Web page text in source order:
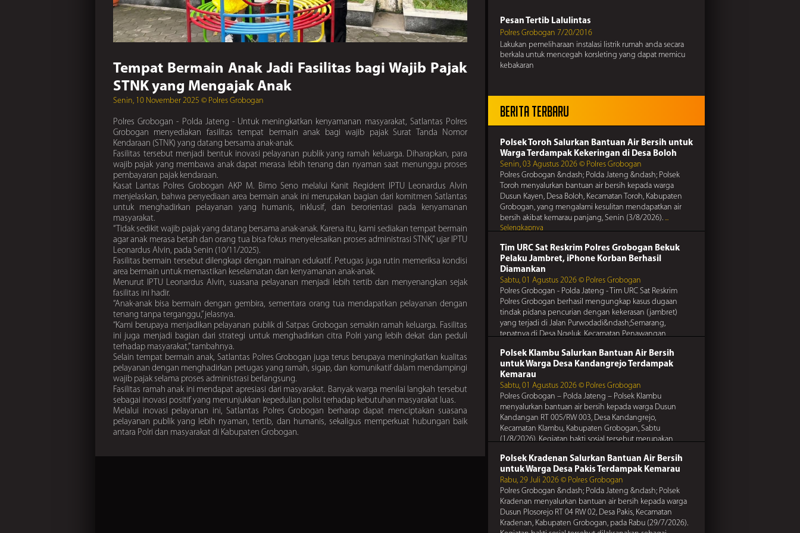
Tempat Bermain Anak Jadi Fasilitas bagi Wajib Pajak
STNK yang Mengajak Anak
Senin, 10 November 2025 © Polres Grobogan
Polres Grobogan - Polda Jateng - Untuk meningkatkan kenyamanan masyarakat, Satlantas Polres
Grobogan menyediakan fasilitas tempat bermain anak bagi wajib pajak Surat Tanda Nomor
Kendaraan (STNK) yang datang bersama anak-anak.
Fasilitas tersebut menjadi bentuk inovasi pelayanan publik yang ramah keluarga. Diharapkan, para
wajib pajak yang membawa anak dapat merasa lebih tenang dan nyaman saat menunggu proses
pembayaran pajak kendaraan.
Kasat Lantas Polres Grobogan AKP M. Bimo Seno melalui Kanit Regident IPTU Leonardus Alvin
menjelaskan, bahwa penyediaan area bermain anak ini merupakan bagian dari komitmen Satlantas
untuk menghadirkan pelayanan yang humanis, inklusif, dan berorientasi pada kenyamanan
masyarakat.
“Tidak sedikit wajib pajak yang datang bersama anak-anak. Karena itu, kami sediakan tempat bermain
agar anak merasa betah dan orang tua bisa fokus menyelesaikan proses administrasi STNK,” ujar IPTU
Leonardus Alvin, pada Senin (10/11/2025).
Fasilitas bermain tersebut dilengkapi dengan mainan edukatif. Petugas juga rutin memeriksa kondisi
area bermain untuk memastikan keselamatan dan kenyamanan anak-anak.
Menurut IPTU Leonardus Alvin, suasana pelayanan menjadi lebih tertib dan menyenangkan sejak
fasilitas ini hadir.
“Anak-anak bisa bermain dengan gembira, sementara orang tua mendapatkan pelayanan dengan
tenang tanpa terganggu,” jelasnya.
“Kami berupaya menjadikan pelayanan publik di Satpas Grobogan semakin ramah keluarga. Fasilitas
ini juga menjadi bagian dari strategi untuk menghadirkan citra Polri yang lebih dekat dan peduli
terhadap masyarakat,” tambahnya.
Selain tempat bermain anak, Satlantas Polres Grobogan juga terus berupaya meningkatkan kualitas
pelayanan dengan menghadirkan petugas yang ramah, sigap, dan komunikatif dalam mendampingi
wajib pajak selama proses administrasi berlangsung.
Fasilitas ramah anak ini mendapat apresiasi dari masyarakat. Banyak warga menilai langkah tersebut
sebagai inovasi positif yang menunjukkan kepedulian polisi terhadap kebutuhan masyarakat luas.
Melalui inovasi pelayanan ini, Satlantas Polres Grobogan berharap dapat menciptakan suasana
pelayanan publik yang lebih nyaman, tertib, dan humanis, sekaligus memperkuat hubungan baik
antara Polri dan masyarakat di Kabupaten Grobogan.
Pesan Kamtibmas
merugikan
Pesan Kamtibmas
Polres Grobogan 7/20/2016
Jaga semangat persaudaraan, hindari friksi dan
perkelahian demi terciptanya kedamaian
Pesan Kamtibmas
Waspadai pencurian di perumahan, lakukan tindakan
antisipasi dengan memasang sistem pengaman di rumah
anda, dan titipkan keamanan rumah anda kepada
tetangga terdekat saat anda meninggalkan rumah
Pesan Kamtibmas
Gunakan Kunci Pengaman Ganda Demi Keamanan Motor
Anda
Pesan Kamtibmas
Polres Grobogan 7/20/2016
Periksa selalu tabung gas, terutama pada selang katup dan
pengaturnya untuk mencegah kebakaran
Pesan Tertib Lalulintas
Polres Grobogan 7/20/2016
Lakukan pemeliharaan instalasi listrik rumah anda secara
berkala untuk mencegah korsleting yang dapat memicu
kebakaran
Pesan Tertib Lalulintas
Polres Grobogan 7/20/2016
Periksa selalu tabung gas, terutama pada selang katup dan
pengaturnya untuk mencegah kebakaran
Pesan Tertib Lalulintas
Polres Grobogan 7/20/2016
Jauhilah miras dan narkoba, karena dampaknya sangat
merugikan
Pesan Tertib Lalulintas
Polres Grobogan 7/20/2016
Jaga semangat persaudaraan, hindari friksi dan
perkelahian demi terciptanya kedamaian
Pesan Tertib Lalulintas
Polres Grobogan 7/20/2016
Waspadai pencurian di perumahan, lakukan tindakan
antisipasi dengan memasang sistem pengaman di rumah
anda, dan titipkan keamanan rumah anda kepada
tetangga terdekat saat anda meninggalkan rumah
Pesan Tertib Lalulintas
Polres Grobogan 7/20/2016
Gunakan Kunci Pengaman Ganda Demi Keamanan Motor
Anda
Berita Terbaru
Polsek Toroh Salurkan Bantuan Air Bersih untuk
Warga Terdampak Kekeringan di Desa Boloh
Senin, 03 Agustus 2026 © Polres Grobogan
Polres Grobogan &ndash; Polda Jateng &ndash; Polsek
Toroh menyalurkan bantuan air bersih kepada warga
Dusun Kayen, Desa Boloh, Kecamatan Toroh, Kabupaten
Grobogan, yang mengalami kesulitan mendapatkan air
bersih akibat kemarau panjang, Senin (3/8/2026). ...
Selengkapnya
Tim URC Sat Reskrim Polres Grobogan Bekuk
Pelaku Jambret, iPhone Korban Berhasil
Diamankan
Sabtu, 01 Agustus 2026 © Polres Grobogan
Polres Grobogan - Polda Jateng - Tim URC Sat Reskrim
Polres Grobogan berhasil mengungkap kasus dugaan
tindak pidana pencurian dengan kekerasan (jambret)
yang terjadi di Jalan Purwodadi&ndash;Semarang,
tepatnya di Desa Ngeluk, Kecamatan Penawangan,
Polsek Klambu Salurkan Bantuan Air Bersih
untuk Warga Desa Kandangrejo Terdampak
Kemarau
Sabtu, 01 Agustus 2026 © Polres Grobogan
Polres Grobogan – Polda Jateng – Polsek Klambu
menyalurkan bantuan air bersih kepada warga Dusun
Kandangan RT 005/RW 003, Desa Kandangrejo,
Kecamatan Klambu, Kabupaten Grobogan, Sabtu
(1/8/2026). Kegiatan bakti sosial tersebut merupakan
Polsek Kradenan Salurkan Bantuan Air Bersih
untuk Warga Desa Pakis Terdampak Kemarau
Rabu, 29 Juli 2026 © Polres Grobogan
Polres Grobogan &ndash; Polda Jateng &ndash; Polsek
Kradenan menyalurkan bantuan air bersih kepada warga
Dusun Plosorejo RT 04 RW 02, Desa Pakis, Kecamatan
Kradenan, Kabupaten Grobogan, pada Rabu (29/7/2026).